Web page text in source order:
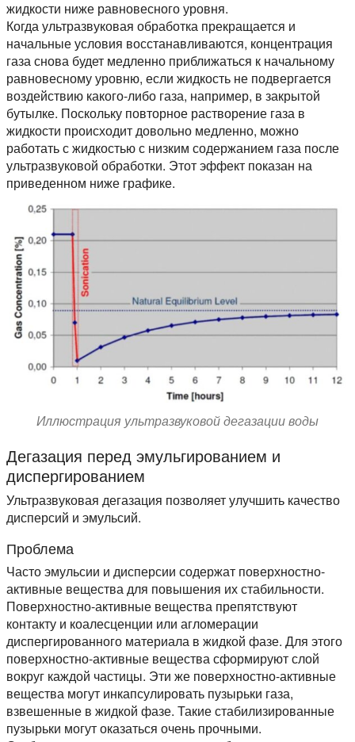
жидкости ниже равновесного уровня.
Когда ультразвуковая обработка прекращается и
начальные условия восстанавливаются, концентрация
газа снова будет медленно приближаться к начальному
равновесному уровню, если жидкость не подвергается
воздействию какого-либо газа, например, в закрытой
бутылке. Поскольку повторное растворение газа в
жидкости происходит довольно медленно, можно
работать с жидкостью с низким содержанием газа после
ультразвуковой обработки. Этот эффект показан на
приведенном ниже графике.
Иллюстрация ультразвуковой дегазации воды
Дегазация перед эмульгированием и
диспергированием
Ультразвуковая дегазация позволяет улучшить качество
дисперсий и эмульсий.
Проблема
Часто эмульсии и дисперсии содержат поверхностно-
активные вещества для повышения их стабильности.
Поверхностно-активные вещества препятствуют
контакту и коалесценции или агломерации
диспергированного материала в жидкой фазе. Для этого
поверхностно-активные вещества сформируют слой
вокруг каждой частицы. Эти же поверхностно-активные
вещества могут инкапсулировать пузырьки газа,
взвешенные в жидкой фазе. Такие стабилизированные
пузырьки могут оказаться очень прочными.